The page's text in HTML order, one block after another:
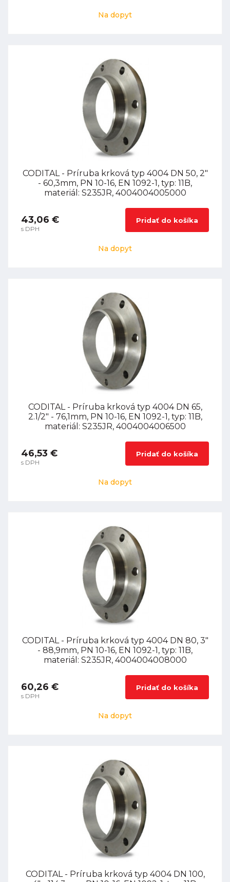
Na dopyt
CODITAL - Príruba krková typ 4004 DN 50, 2"
- 60,3mm, PN 10-16, EN 1092-1, typ: 11B,
materiál: S235JR, 4004004005000
43,06 €
s DPH
Pridať do košíka
Na dopyt
CODITAL - Príruba krková typ 4004 DN 65,
2.1/2" - 76,1mm, PN 10-16, EN 1092-1, typ: 11B,
materiál: S235JR, 4004004006500
46,53 €
s DPH
Pridať do košíka
Na dopyt
CODITAL - Príruba krková typ 4004 DN 80, 3"
- 88,9mm, PN 10-16, EN 1092-1, typ: 11B,
materiál: S235JR, 4004004008000
60,26 €
s DPH
Pridať do košíka
Na dopyt
CODITAL - Príruba krková typ 4004 DN 100,